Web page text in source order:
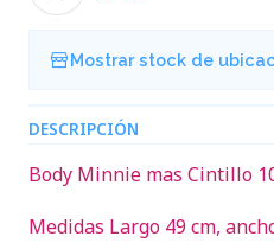
Mostrar stock de
DESCRIPCIÓN
Body Minnie mas Cintillo
Medidas Largo 49 cm,